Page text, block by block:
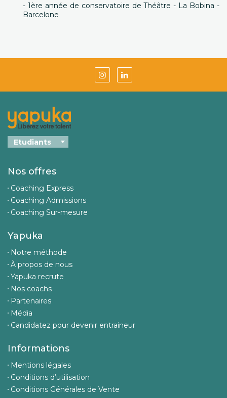
- 1ère année de conservatoire de Théâtre - La Bobina -
Barcelone
Nos offres
Coaching Express
Coaching Admissions
Coaching Sur-mesure
Yapuka
Notre méthode
À propos de nous
Yapuka recrute
Nos coachs
Partenaires
Média
Candidatez pour devenir entraineur
Informations
Mentions légales
Conditions d’utilisation
Conditions Générales de Vente